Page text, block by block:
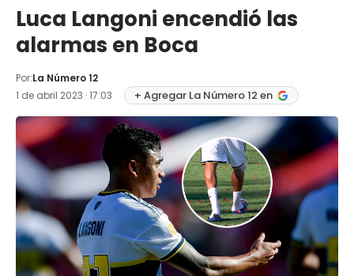
Luca Langoni encendió las
alarmas en Boca
Por:La Número 12
1 de abril 2023 · 17:03
+ Agregar La Número 12 en